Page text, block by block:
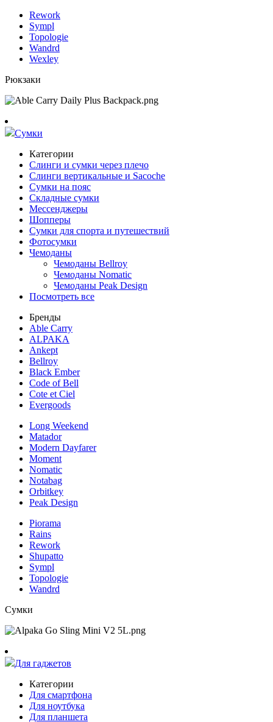
Rework
Sympl
Topologie
Wandrd
Wexley
Рюкзаки
Сумки
Категории
Слинги и сумки через плечо
Слинги вертикальные и Sacoche
Сумки на пояс
Складные сумки
Мессенджеры
Шопперы
Сумки для спорта и путешествий
Фотосумки
Чемоданы
Чемоданы Bellroy
Чемоданы Nomatic
Чемоданы Peak Design
Посмотреть все
Бренды
Able Carry
ALPAKA
Ankept
Bellroy
Black Ember
Code of Bell
Cote et Ciel
Evergoods
Long Weekend
Matador
Modern Dayfarer
Moment
Nomatic
Notabag
Orbitkey
Peak Design
Piorama
Rains
Rework
Shupatto
Sympl
Topologie
Wandrd
Сумки
Для гаджетов
Категории
Для смартфона
Для ноутбука
Для планшета